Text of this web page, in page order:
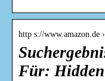
http s://
Für: